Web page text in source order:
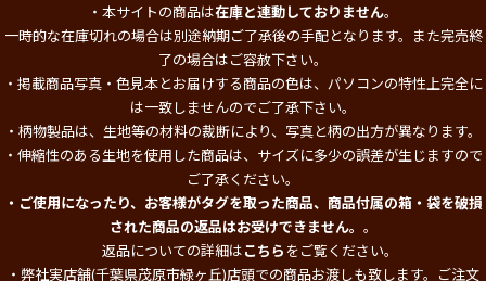
・本サイトの商品は在庫と連動しておりません。
一時的な在庫切れの場合は別途納期ご了承後の手配となります。また完売終
了の場合はご容赦下さい。
・掲載商品写真・色見本とお届けする商品の色は、パソコンの特性上完全に
は一致しませんのでご了承下さい。
・柄物製品は、生地等の材料の裁断により、写真と柄の出方が異なります。
・伸縮性のある生地を使用した商品は、サイズに多少の誤差が生じますので
ご了承ください。
・ご使用になったり、お客様がタグを取った商品、商品付属の箱・袋を破損
された商品の返品はお受けできません。 。
返品についての詳細はこちらをご覧ください。
・弊社実店舗(千葉県茂原市緑ヶ丘)店頭での商品お渡しも致します。ご注文